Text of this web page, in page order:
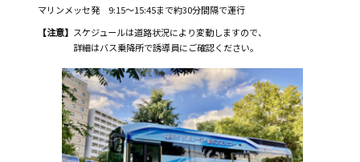
マリンメッセ発 9:15～15:45まで約30分間隔で運行
【注意】 スケジュールは道路状況により変動しますので、
詳細はバス乗降所で誘導員にご確認ください。